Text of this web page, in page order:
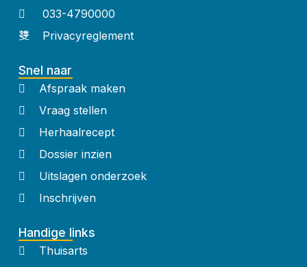
033-4790000
Privacyreglement
Snel naar
Afspraak maken
Vraag stellen
Herhaalrecept
Dossier inzien
Uitslagen onderzoek
Inschrijven
Handige links
Thuisarts